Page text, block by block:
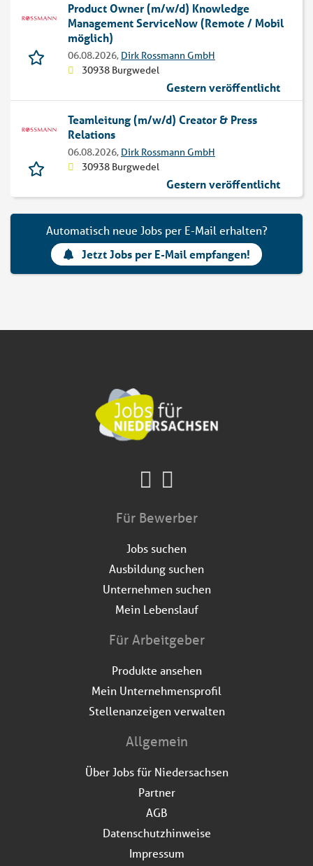
Product Owner (m/w/d) Knowledge
Management ServiceNow (Remote / Mobil
möglich)
06.08.2026, Dirk Rossmann GmbH
30938 Burgwedel
Gestern veröffentlicht
Teamleitung (m/w/d) Creator & Press
Relations
06.08.2026, Dirk Rossmann GmbH
30938 Burgwedel
Gestern veröffentlicht
Automatisch neue Jobs per E-Mail erhalten?
Jetzt Jobs per E-Mail empfangen!
Für Bewerber
Jobs suchen
Ausbildung suchen
Unternehmen suchen
Mein Lebenslauf
Für Arbeitgeber
Produkte ansehen
Mein Unternehmensprofil
Stellenanzeigen verwalten
Allgemein
Über Jobs für Niedersachsen
Partner
AGB
Datenschutzhinweise
Impressum